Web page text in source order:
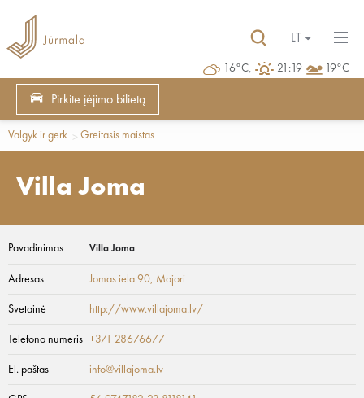
16°C, 21:19 19°C
LT
Pirkite įėjimo bilietą
Valgyk ir gerk Greitasis maistas
Villa Joma
Pavadinimas Villa Joma
Adresas Jomas iela 90, Majori
Svetainė http://www.villajoma.lv/
Telefono numeris +371 28676677
El. paštas info@villajoma.lv